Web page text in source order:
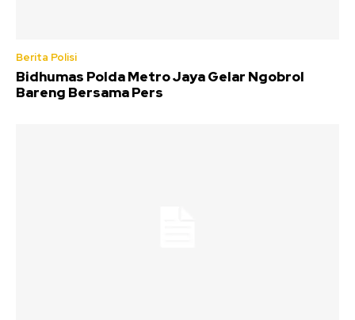
Berita Polisi
Bidhumas Polda Metro Jaya Gelar Ngobrol
Bareng Bersama Pers